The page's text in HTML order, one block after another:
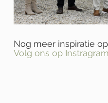
Nog meer inspiratie
Volg ons op Instragram